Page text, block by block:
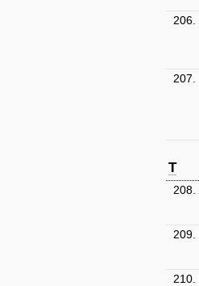
206.
207.
T
208.
209.
210.